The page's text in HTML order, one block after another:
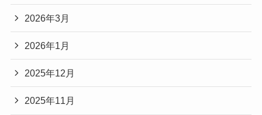
2026年3月
2026年1月
2025年12月
2025年11月